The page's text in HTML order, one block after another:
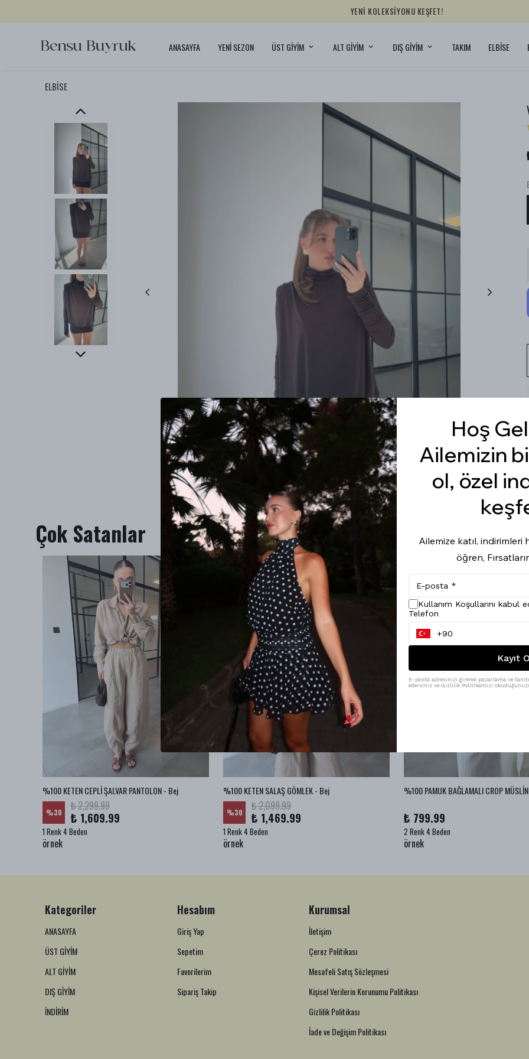
YENİ KOLEKSİYONU KEŞFET!
ANASAYFA YENİ SEZON ÜST GİYİM ALT GİYİM DIŞ GİYİM TAKIM ELBİSE
ELBİSE
Çok Satanlar
%100 KETEN CEPLİ ŞALVAR PANTOLON - Bej
%30 ₺ 2,299.99
₺ 1,609.99
1 Renk 4 Beden
örnek
%100 KETEN SALAŞ GÖMLEK - Bej
%30 ₺ 2,099.99
₺ 1,469.99
1 Renk 4 Beden
örnek
₺ 799.99
2 Renk 4 Beden
örnek
Kategoriler
ANASAYFA
ÜST GİYİM
ALT GİYİM
DIŞ GİYİM
İNDİRİM
Hesabım
Giriş Yap
Sepetim
Favorilerim
Sipariş Takip
Kurumsal
İletişim
Çerez Politikası
Mesafeli Satış Sözleşmesi
Kişisel Verilerin Korunumu Politikası
Gizlilik Politikası
İade ve Değişim Politikası
Hoş
Ailemizin
ol, özel
Ailemize katıl, indirimleri
öğren,
Kullanım Koşullarını kabul
Telefon
Kayıt
E-posta adresinizi girerek pazarlama ve
edersiniz ve Gizlilik Politikamızı